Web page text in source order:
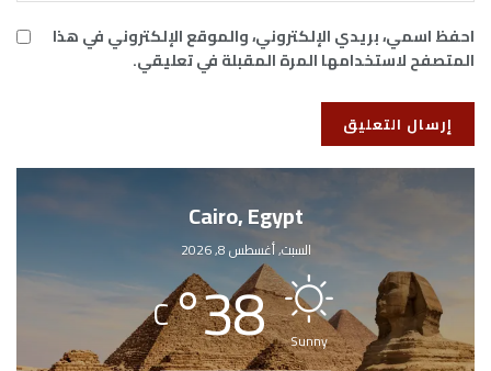
احفظ اسمي، بريدي الإلكتروني، والموقع الإلكتروني في هذا
المتصفح لاستخدامها المرة المقبلة في تعليقي.
Cairo, Egypt
السبت, أغسطس 8, 2026
Sunny
38
°
C